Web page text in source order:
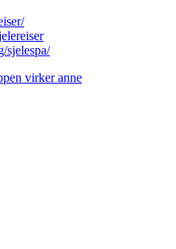
sjelespa/
virker anne